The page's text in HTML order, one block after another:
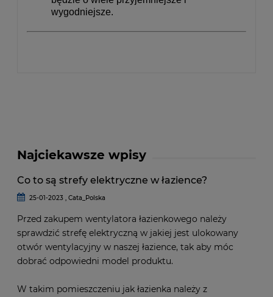
wygodniejsze.
Najciekawsze wpisy
Co to są strefy elektryczne w łazience?
25-01-2023 , Cata_Polska
Przed zakupem wentylatora łazienkowego należy
sprawdzić strefę elektryczną w jakiej jest ulokowany
otwór wentylacyjny w naszej łazience, tak aby móc
dobrać odpowiedni model produktu.
W takim pomieszczeniu jak łazienka należy z